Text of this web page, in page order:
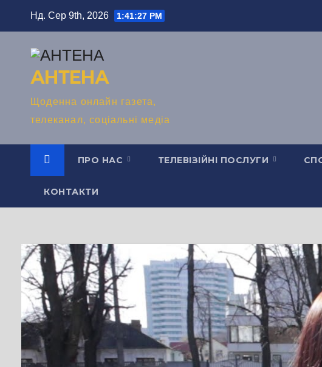
Нд. Сер 9th, 2026 1:41:28 PM
АНТЕНА
Щоденна онлайн газета,
телеканал, соціальні медіа
ПРО НАС ТЕЛЕВІЗІЙНІ ПОСЛУГИ
КОНТАКТИ
TV СЮЖЕТ ГРОМАДСЬКА ДУМКА
Черкащан
editor
ЛЮТ 21, 2020 #вуличне опитування,